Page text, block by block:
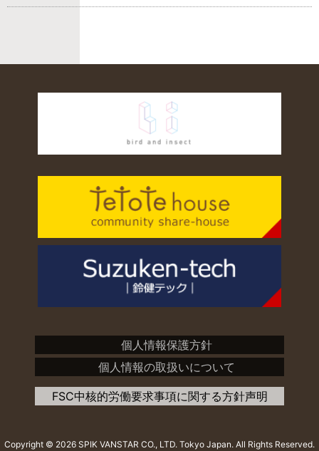
個人情報保護方針
個人情報の取扱いについて
FSC中核的労働要求事項に関する方針声明
Copyright © 2026 SPIK VANSTAR CO., LTD. Tokyo Japan. All Rights Reserved.